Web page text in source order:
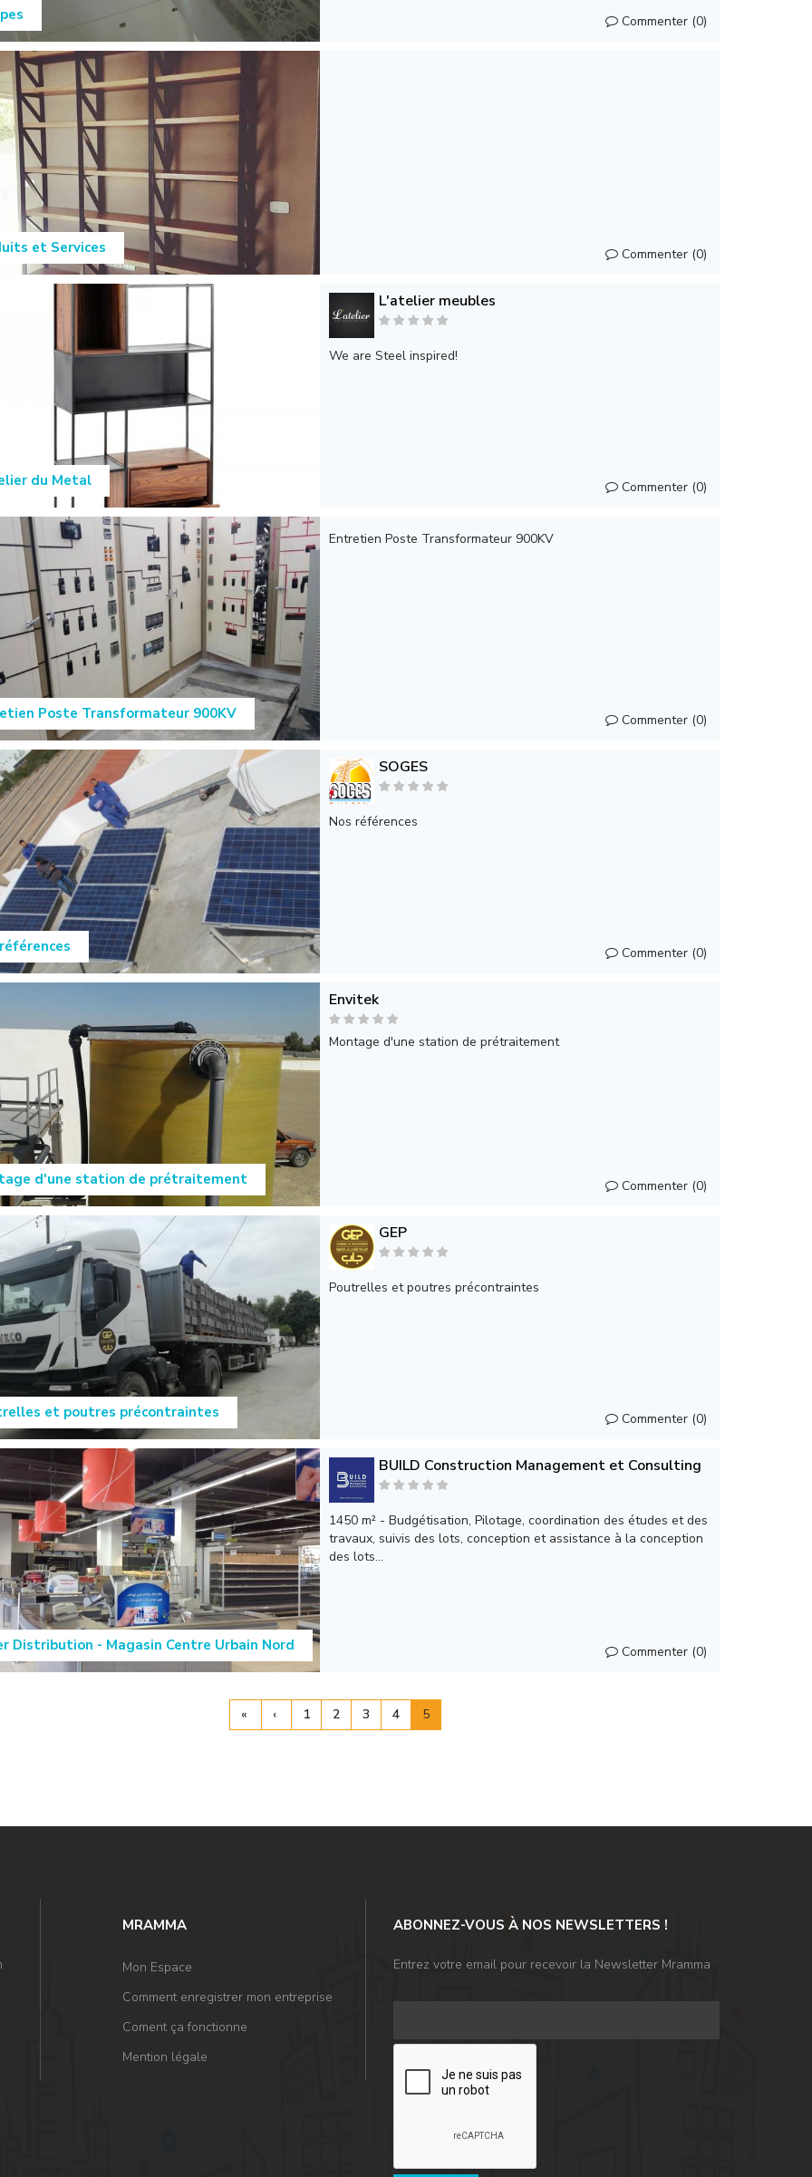
Commenter (0)
et Services Commenter (0)
du Metal
L'atelier meubles
We are Steel inspired!
Commenter (0)
Poste Transformateur 900KV
Entretien Poste Transformateur 900KV
Commenter (0)
SOGES
Nos références
Commenter (0)
d'une station de prétraitement
Envitek
Montage d'une station de prétraitement
Commenter (0)
et poutres précontraintes
GEP
Poutrelles et poutres précontraintes
Commenter (0)
Distribution - Magasin Centre Urbain Nord
BUILD Construction Management et Consulting
1450 m² - Budgétisation, Pilotage, coordination des études et des
travaux, suivis des lots, conception et assistance à la conception
des lots...
Commenter (0)
« ‹ 1 2 3 4 5
MRAMMA
Mon Espace
Comment enregistrer mon entreprise
Coment ça fonctionne
Mention légale
ABONNEZ-VOUS À NOS NEWSLETTERS !
Entrez votre email pour recevoir la Newsletter Mramma